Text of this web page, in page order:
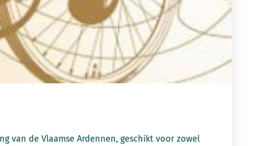
van de Vlaamse Ardennen, geschikt voor zowel